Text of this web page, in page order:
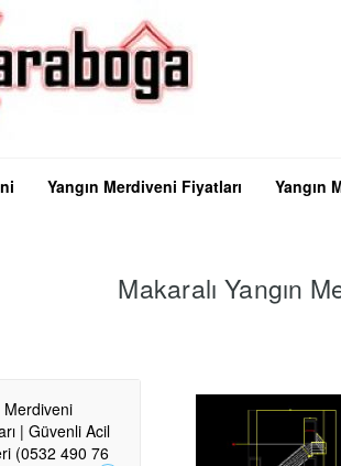
Yangın Merdiveni Fiyatları Yangın
Makaralı Yangın
Merdiveni
| Güvenli Acil
(0532 490 76